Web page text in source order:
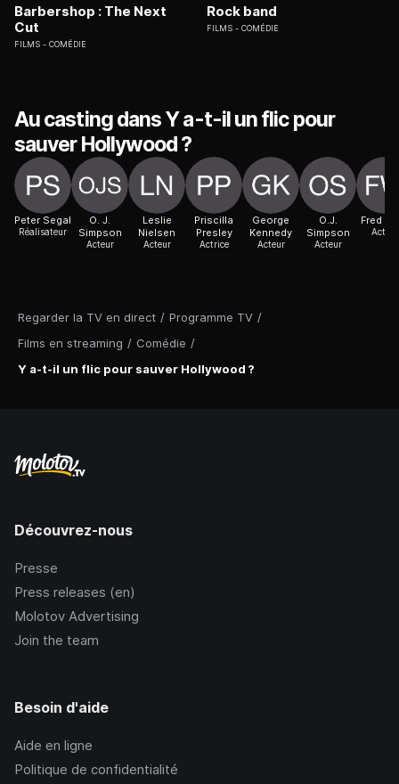
Regarder la TV en direct / Programme TV /
Films en streaming / Comédie /
Y a-t-il un flic pour sauver Hollywood ?
Barbershop : The Next
Cut
FILMS COMÉDIE
Rock band
FILMS COMÉDIE
Au casting dans Y a-t-il un flic pour
sauver Hollywood ?
Peter Segal
Réalisateur
O. J.
Simpson
Acteur
Leslie
Nielsen
Acteur
Priscilla
Presley
Actrice
George
Kennedy
Acteur
O.J.
Simpson
Acteur
Fred
Acteur
Découvrez-nous
Presse
Press releases (en)
Molotov Advertising
Join the team
Besoin d'aide
Aide en ligne
Politique de confidentialité